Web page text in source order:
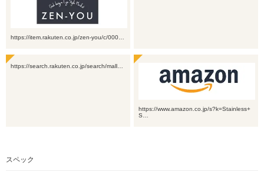
https://item.rakuten.co.jp/zen-you/c/000…
https://search.rakuten.co.jp/search/mall…
https://www.amazon.co.jp/s?k=Stainless+
S…
スペック